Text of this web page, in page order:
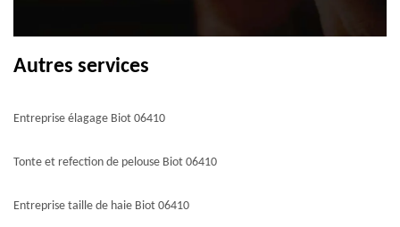
Autres services
Entreprise élagage Biot 06410
Tonte et refection de pelouse Biot 06410
Entreprise taille de haie Biot 06410